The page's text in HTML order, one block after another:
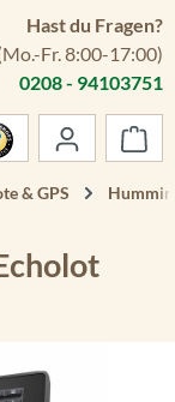
Hast du Fragen?
Fr. 8:00-17:00)
0208 - 94103751
& GPS